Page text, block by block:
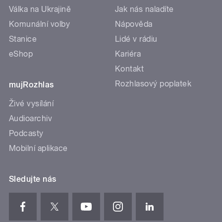
Válka na Ukrajině
Komunální volby
Stanice
eShop
mujRozhlas
Živé vysílání
Audioarchiv
Podcasty
Mobilní aplikace
Jak nás naladíte
Nápověda
Lidé v rádiu
Kariéra
Kontakt
Rozhlasový poplatek
Sledujte nás